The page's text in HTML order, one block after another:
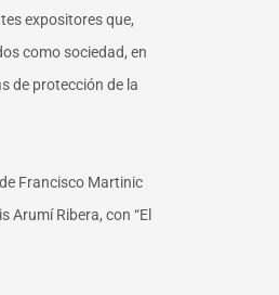
expositores que,
como sociedad, en
de protección de la
Francisco Martinic
Arumí Ribera, con “El